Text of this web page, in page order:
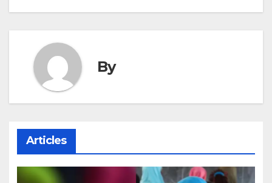
By
Articles